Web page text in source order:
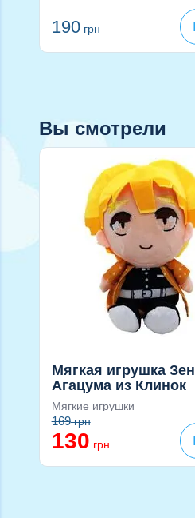
190грн
Вы смотрели
Мягкая игрушка
Агацума из Клинок
Рассекающий
(Demon Slayer)
Мягкие игрушки
169грн
130 грн